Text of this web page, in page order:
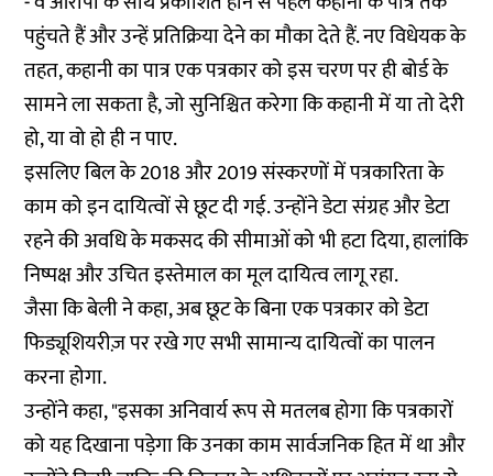
पहुंचते हैं और उन्हें प्रतिक्रिया देने का मौका देते हैं. नए विधेयक के
तहत, कहानी का पात्र एक पत्रकार को इस चरण पर ही बोर्ड के
सामने ला सकता है, जो सुनिश्चित करेगा कि कहानी में या तो देरी
हो, या वो हो ही न पाए.
इसलिए बिल के 2018 और 2019 संस्करणों में पत्रकारिता के
काम को इन दायित्वों से छूट दी गई. उन्होंने डेटा संग्रह और डेटा
रहने की अवधि के मकसद की सीमाओं को भी हटा दिया, हालांकि
निष्पक्ष और उचित इस्तेमाल का मूल दायित्व लागू रहा.
जैसा कि बेली ने कहा, अब छूट के बिना एक पत्रकार को डेटा
फिड्यूशियरीज़ पर रखे गए सभी सामान्य दायित्वों का पालन
करना होगा.
उन्होंने कहा, "इसका अनिवार्य रूप से मतलब होगा कि पत्रकारों
को यह दिखाना पड़ेगा कि उनका काम सार्वजनिक हित में था और